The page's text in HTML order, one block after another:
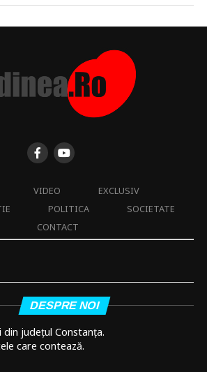
VIDEO
EXCLUSIV
POLITICA
SOCIETATE
CONTACT
DESPRE NOI
județul Constanța.
care contează.